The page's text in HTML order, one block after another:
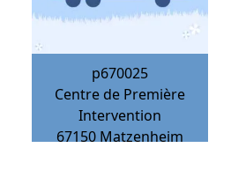
p670025
Centre de Première
Intervention
67150 Matzenheim